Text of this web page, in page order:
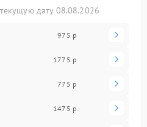
дату 08.08.2026
975 р
1775 р
775 р
1475 р